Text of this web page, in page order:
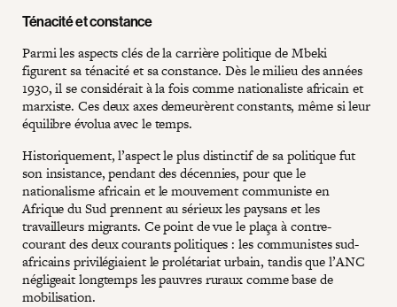
Ténacité et constance
Parmi les aspects clés de la carrière politique de Mbeki
figurent sa ténacité et sa constance. Dès le milieu des années
1930, il se considérait à la fois comme nationaliste africain et
marxiste. Ces deux axes demeurèrent constants, même si leur
équilibre évolua avec le temps.
Historiquement, l’aspect le plus distinctif de sa politique fut
son insistance, pendant des décennies, pour que le
nationalisme africain et le mouvement communiste en
Afrique du Sud prennent au sérieux les paysans et les
travailleurs migrants. Ce point de vue le plaça à contre-
courant des deux courants politiques : les communistes sud-
africains privilégiaient le prolétariat urbain, tandis que l’ANC
négligeait longtemps les pauvres ruraux comme base de
mobilisation.